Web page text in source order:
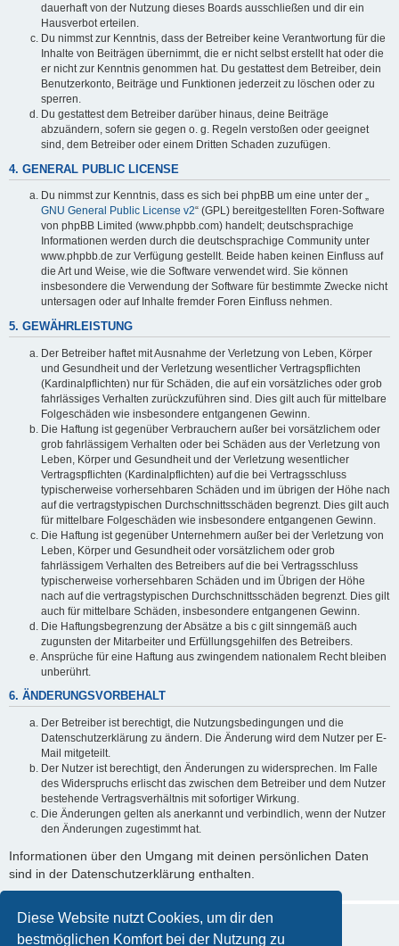
Diese Website nutzt Cookies, um dir den
bestmöglichen Komfort bei der Nutzung zu
dauerhaft von der Nutzung dieses Boards ausschließen und dir ein
Hausverbot erteilen.
Du nimmst zur Kenntnis, dass der Betreiber keine Verantwortung für die
Inhalte von Beiträgen übernimmt, die er nicht selbst erstellt hat oder die
er nicht zur Kenntnis genommen hat. Du gestattest dem Betreiber, dein
Benutzerkonto, Beiträge und Funktionen jederzeit zu löschen oder zu
sperren.
Du gestattest dem Betreiber darüber hinaus, deine Beiträge
abzuändern, sofern sie gegen o. g. Regeln verstoßen oder geeignet
sind, dem Betreiber oder einem Dritten Schaden zuzufügen.
4. GENERAL PUBLIC LICENSE
Du nimmst zur Kenntnis, dass es sich bei phpBB um eine unter der „
GNU General Public License v2“ (GPL) bereitgestellten Foren-Software
von phpBB Limited (www.phpbb.com) handelt; deutschsprachige
Informationen werden durch die deutschsprachige Community unter
www.phpbb.de zur Verfügung gestellt. Beide haben keinen Einfluss auf
die Art und Weise, wie die Software verwendet wird. Sie können
insbesondere die Verwendung der Software für bestimmte Zwecke nicht
untersagen oder auf Inhalte fremder Foren Einfluss nehmen.
5. GEWÄHRLEISTUNG
Der Betreiber haftet mit Ausnahme der Verletzung von Leben, Körper
und Gesundheit und der Verletzung wesentlicher Vertragspflichten
(Kardinalpflichten) nur für Schäden, die auf ein vorsätzliches oder grob
fahrlässiges Verhalten zurückzuführen sind. Dies gilt auch für mittelbare
Folgeschäden wie insbesondere entgangenen Gewinn.
Die Haftung ist gegenüber Verbrauchern außer bei vorsätzlichem oder
grob fahrlässigem Verhalten oder bei Schäden aus der Verletzung von
Leben, Körper und Gesundheit und der Verletzung wesentlicher
Vertragspflichten (Kardinalpflichten) auf die bei Vertragsschluss
typischerweise vorhersehbaren Schäden und im übrigen der Höhe nach
auf die vertragstypischen Durchschnittsschäden begrenzt. Dies gilt auch
für mittelbare Folgeschäden wie insbesondere entgangenen Gewinn.
Die Haftung ist gegenüber Unternehmern außer bei der Verletzung von
Leben, Körper und Gesundheit oder vorsätzlichem oder grob
fahrlässigem Verhalten des Betreibers auf die bei Vertragsschluss
typischerweise vorhersehbaren Schäden und im Übrigen der Höhe
nach auf die vertragstypischen Durchschnittsschäden begrenzt. Dies gilt
auch für mittelbare Schäden, insbesondere entgangenen Gewinn.
Die Haftungsbegrenzung der Absätze a bis c gilt sinngemäß auch
zugunsten der Mitarbeiter und Erfüllungsgehilfen des Betreibers.
Ansprüche für eine Haftung aus zwingendem nationalem Recht bleiben
unberührt.
6. ÄNDERUNGSVORBEHALT
Der Betreiber ist berechtigt, die Nutzungsbedingungen und die
Datenschutzerklärung zu ändern. Die Änderung wird dem Nutzer per E-
Mail mitgeteilt.
Der Nutzer ist berechtigt, den Änderungen zu widersprechen. Im Falle
des Widerspruchs erlischt das zwischen dem Betreiber und dem Nutzer
bestehende Vertragsverhältnis mit sofortiger Wirkung.
Die Änderungen gelten als anerkannt und verbindlich, wenn der Nutzer
den Änderungen zugestimmt hat.
Informationen über den Umgang mit deinen persönlichen Daten
sind in der Datenschutzerklärung enthalten.